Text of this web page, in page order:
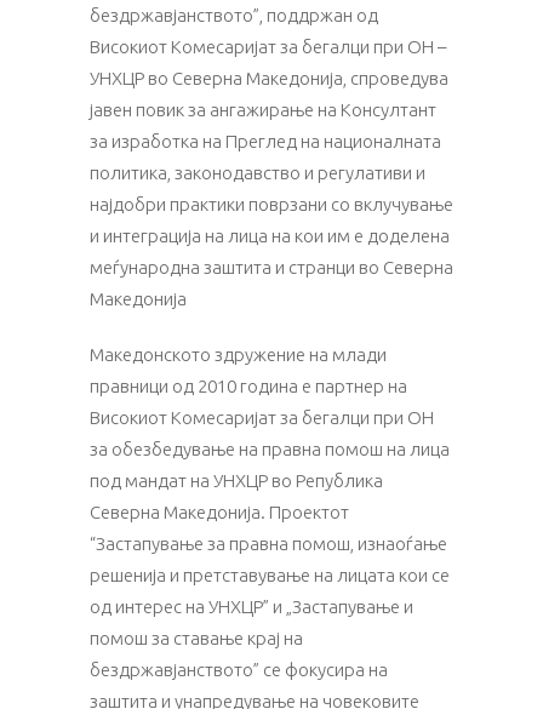
бездржавјанството”, поддржан од
Високиот Комесаријат за бегалци при ОН –
УНХЦР во Северна Македонија, спроведува
јавен повик за ангажирање на Консултант
за изработка на Преглед на националната
политика, законодавство и регулативи и
најдобри практики поврзани со вклучување
и интеграција на лица на кои им е доделена
меѓународна заштита и странци во Северна
Македонија
Македонското здружение на млади
правници од 2010 година е партнер на
Високиот Комесаријат за бегалци при ОН
за обезбедување на правна помош на лица
под мандат на УНХЦР во Република
Северна Македонија. Проектот
“Застапување за правна помош, изнаоѓање
решенија и претставување на лицата кои се
од интерес на УНХЦР” и „Застапување и
помош за ставање крај на
бездржавјанството” се фокусира на
заштита и унапредување на човековите